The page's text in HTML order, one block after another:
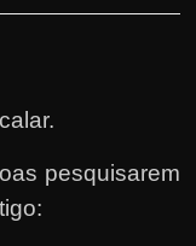
pesquisarem